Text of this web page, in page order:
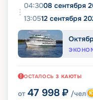
04:3008 сентября
13:0512 сентября
ОСТАЛОСЬ 3 КАЮТЫ
от 47 998 ₽ /чел